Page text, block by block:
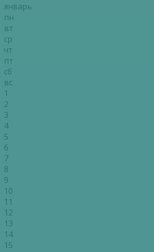
январь
пн
вт
ср
чт
пт
сб
вс
1
2
3
4
5
6
7
8
9
10
11
12
13
14
15